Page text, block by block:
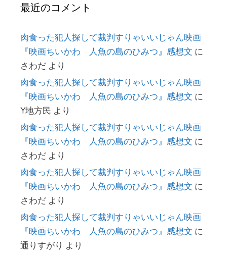
最近のコメント
肉食った犯人探して裁判すりゃいいじゃん映画
『映画ちいかわ 人魚の島のひみつ』感想文 に
さわだ より
肉食った犯人探して裁判すりゃいいじゃん映画
『映画ちいかわ 人魚の島のひみつ』感想文 に
Y地方民 より
肉食った犯人探して裁判すりゃいいじゃん映画
『映画ちいかわ 人魚の島のひみつ』感想文 に
さわだ より
肉食った犯人探して裁判すりゃいいじゃん映画
『映画ちいかわ 人魚の島のひみつ』感想文 に
さわだ より
肉食った犯人探して裁判すりゃいいじゃん映画
『映画ちいかわ 人魚の島のひみつ』感想文 に
通りすがり より